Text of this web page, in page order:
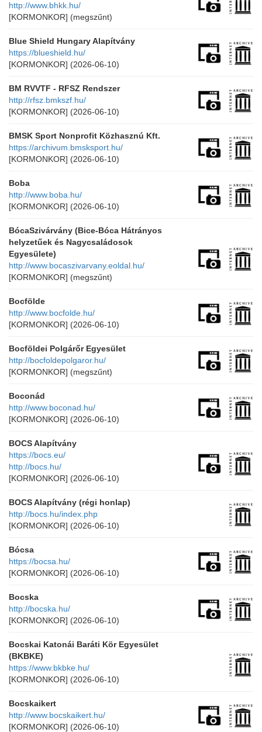
http://www.bhkk.hu/
[KORMONKOR] (megszűnt)
Blue Shield Hungary Alapítvány
https://blueshield.hu/
[KORMONKOR] (2026-06-10)
BM RVVTF - RFSZ Rendszer
http://rfsz.bmkszf.hu/
[KORMONKOR] (2026-06-10)
BMSK Sport Nonprofit Közhasznú Kft.
https://archivum.bmsksport.hu/
[KORMONKOR] (2026-06-10)
Boba
http://www.boba.hu/
[KORMONKOR] (2026-06-10)
BócaSzivárvány (Bice-Bóca Hátrányos
helyzetűek és Nagycsaládosok
Egyesülete)
http://www.bocaszivarvany.eoldal.hu/
[KORMONKOR] (megszűnt)
Bocfölde
http://www.bocfolde.hu/
[KORMONKOR] (2026-06-10)
Bocföldei Polgárőr Egyesület
http://bocfoldepolgaror.hu/
[KORMONKOR] (megszűnt)
Boconád
http://www.boconad.hu/
[KORMONKOR] (2026-06-10)
BOCS Alapítvány
https://bocs.eu/
http://bocs.hu/
[KORMONKOR] (2026-06-10)
BOCS Alapítvány (régi honlap)
http://bocs.hu/index.php
[KORMONKOR] (2026-06-10)
Bócsa
https://bocsa.hu/
[KORMONKOR] (2026-06-10)
Bocska
http://bocska.hu/
[KORMONKOR] (2026-06-10)
Bocskai Katonái Baráti Kör Egyesület
(BKBKE)
https://www.bkbke.hu/
[KORMONKOR] (2026-06-10)
Bocskaikert
http://www.bocskaikert.hu/
[KORMONKOR] (2026-06-10)